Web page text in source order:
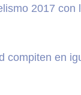
2017
compiten en